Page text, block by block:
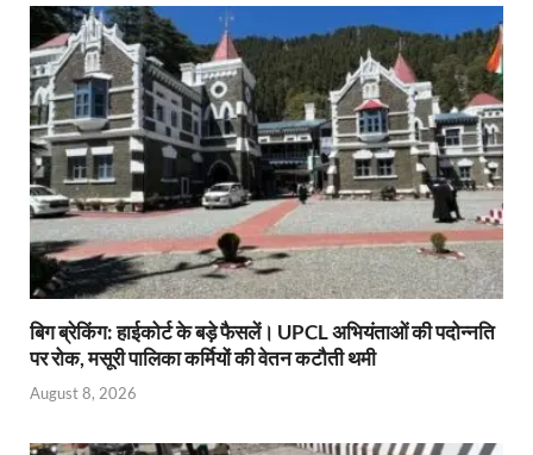
बिग ब्रेकिंग: हाईकोर्ट के बड़े फैसलें। UPCL अभियंताओं की पदोन्नति
पर रोक, मसूरी पालिका कर्मियों की वेतन कटौती थमी
August 8, 2026